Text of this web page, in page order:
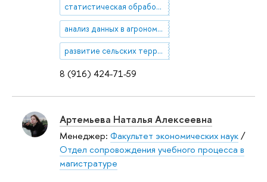
8 (916) 424-71-59
статистическая обработка данных
анализ данных в агрономии
развитие сельских территорий
Артемьева Наталья Алексеевна
Менеджер: Факультет экономических наук/
Отдел сопровождения учебного процесса в
магистратуре